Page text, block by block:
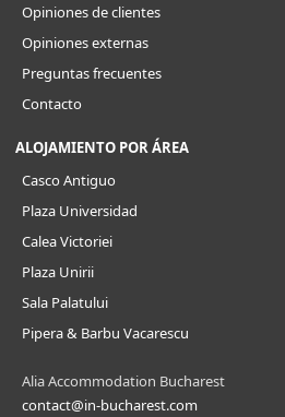
Opiniones de clientes
Opiniones externas
Preguntas frecuentes
Contacto
ALOJAMIENTO POR ÁREA
Casco Antiguo
Plaza Universidad
Calea Victoriei
Plaza Unirii
Sala Palatului
Pipera & Barbu Vacarescu
Alia Accommodation Bucharest
contact@in-bucharest.com